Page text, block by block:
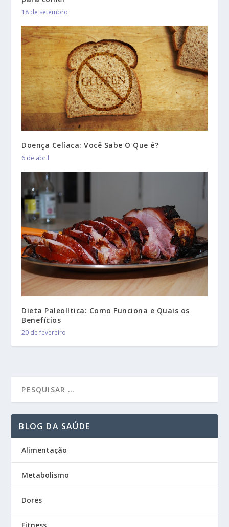
18 de setembro
Doença Celíaca: Você Sabe O Que é?
6 de abril
Dieta Paleolítica: Como Funciona e Quais os
Benefícios
20 de fevereiro
BLOG DA SAÚDE
Alimentação
Metabolismo
Dores
Fitness